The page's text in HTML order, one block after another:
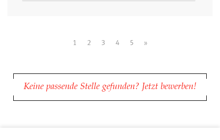
1 2 3 4 5 »
Keine passende Stelle gefunden? Jetzt bewerben!